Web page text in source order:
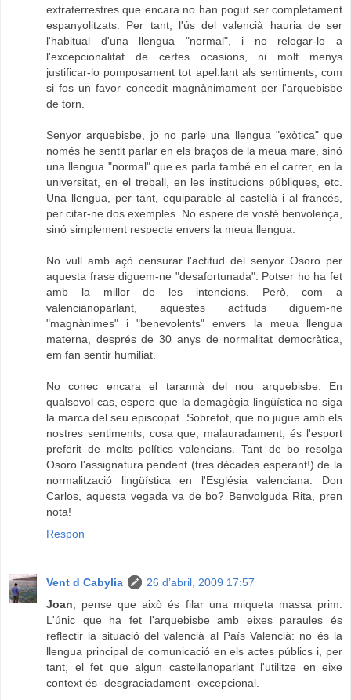
extraterrestres que encara no han pogut ser completament
espanyolitzats. Per tant, l'ús del valencià hauria de ser
l'habitual d'una llengua "normal", i no relegar-lo a
l'excepcionalitat de certes ocasions, ni molt menys
justificar-lo pomposament tot apel.lant als sentiments, com
si fos un favor concedit magnànimament per l'arquebisbe
de torn.
Senyor arquebisbe, jo no parle una llengua "exòtica" que
només he sentit parlar en els braços de la meua mare, sinó
una llengua "normal" que es parla també en el carrer, en la
universitat, en el treball, en les institucions públiques, etc.
Una llengua, per tant, equiparable al castellà i al francés,
per citar-ne dos exemples. No espere de vosté benvolença,
sinó simplement respecte envers la meua llengua.
No vull amb açò censurar l'actitud del senyor Osoro per
aquesta frase diguem-ne "desafortunada". Potser ho ha fet
amb la millor de les intencions. Però, com a
valencianoparlant, aquestes actituds diguem-ne
"magnànimes" i "benevolents" envers la meua llengua
materna, després de 30 anys de normalitat democràtica,
em fan sentir humiliat.
No conec encara el tarannà del nou arquebisbe. En
qualsevol cas, espere que la demagògia lingüística no siga
la marca del seu episcopat. Sobretot, que no jugue amb els
nostres sentiments, cosa que, malauradament, és l'esport
preferit de molts polítics valencians. Tant de bo resolga
Osoro l'assignatura pendent (tres dècades esperant!) de la
normalització lingüística en l'Església valenciana. Don
Carlos, aquesta vegada va de bo? Benvolguda Rita, pren
nota!
Respon
Vent d Cabylia
26 d’abril, 2009 17:57
Joan , pense que això és filar una miqueta massa prim.
L'únic que ha fet l'arquebisbe amb eixes paraules és
reflectir la situació del valencià al País Valencià: no és la
llengua principal de comunicació en els actes públics i, per
tant, el fet que algun castellanoparlant l'utilitze en eixe
context és -desgraciadament- excepcional.